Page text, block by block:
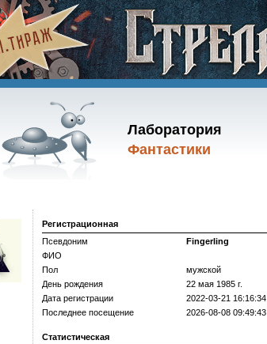
Лаборатория
Фантастики
Регистрационная
Псевдоним
Fingerling
ФИО
Пол
мужской
День рождения
22 мая 1985 г.
Дата регистрации
2022-03-21 16:16:34
Последнее посещение
2026-08-08 09:49:43
Статистическая